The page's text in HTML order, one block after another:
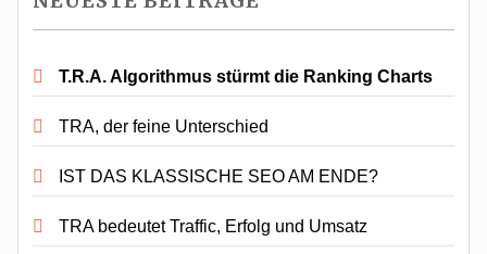
T.R.A. Algorithmus stürmt die Ranking Charts
TRA, der feine Unterschied
IST DAS KLASSISCHE SEO AM ENDE?
TRA bedeutet Traffic, Erfolg und Umsatz